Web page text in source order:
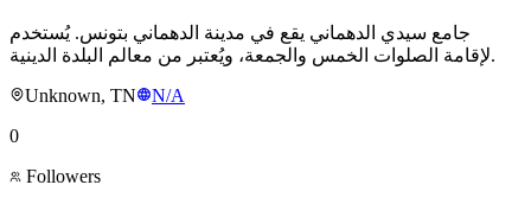
جامع سيدي الدهماني يقع في مدينة الدهماني بتونس. يُستخدم
لإقامة الصلوات الخمس والجمعة، ويُعتبر من معالم البلدة الدينية.
Unknown, TN
N/A
0
Followers